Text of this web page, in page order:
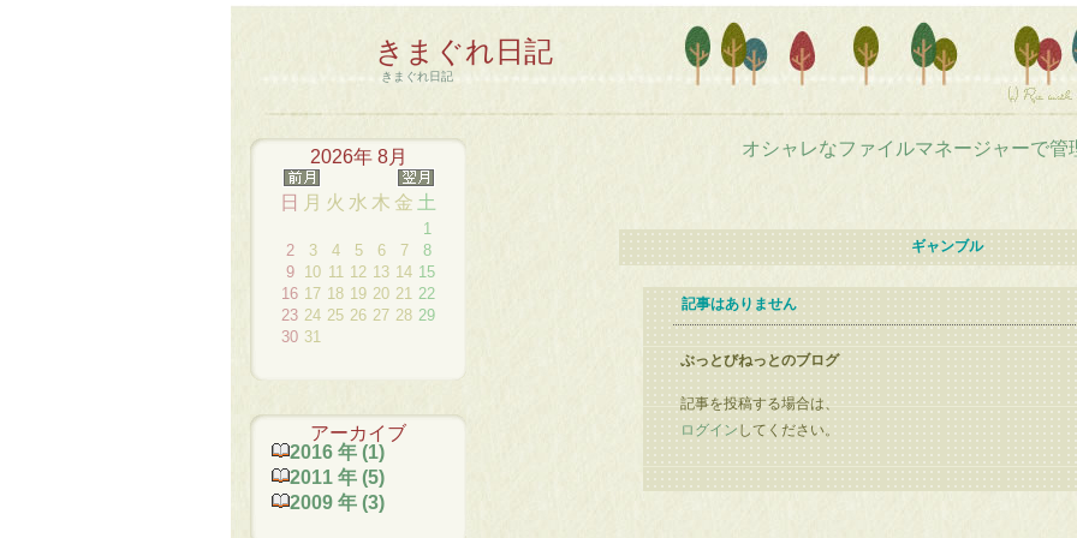
きまぐれ日記
きまぐれ日記
2026年 8月
日 月 火 水 木 金 土
1
2
3 4 5 6 7
8
9
10 11 12 13 14 15
16 17 18 19 20 21 22
23 24 25 26 27 28 29
30 31
アーカイブ
2016 年 (1)
2011 年 (5)
2009 年 (3)
オシャレなファイルマネージャーで管
ギャンブル
記事はありません
ぶっとびねっとのブログ
記事を投稿する場合は、
ログインしてください。